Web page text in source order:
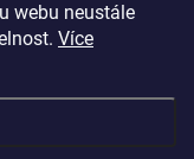
webu neustále
Více